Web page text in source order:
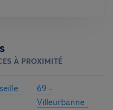
À PROXIMITÉ
69 -
Villeurbanne